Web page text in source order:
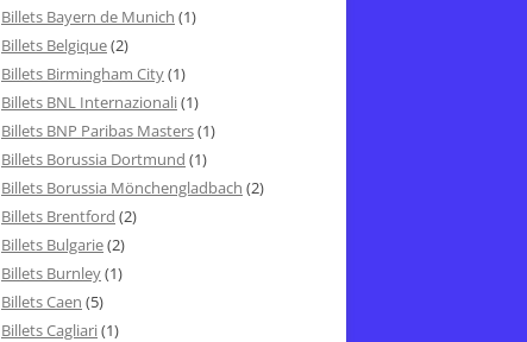
Billets Bayern de Munich (1)
Billets Belgique(2)
Billets Birmingham City(1)
Billets BNL Internazionali(1)
Billets BNP Paribas Masters(1)
Billets Borussia Dortmund (1)
Billets Borussia Mönchengladbach (2)
Billets Brentford (2)
Billets Bulgarie(2)
Billets Burnley(1)
Billets Caen (5)
Billets Cagliari(1)